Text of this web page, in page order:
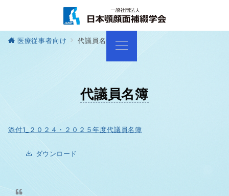
医療従事者向け 代議員名簿
代議員名簿
添付1_２０２４・２０２５年度代議員名簿
ダウンロード